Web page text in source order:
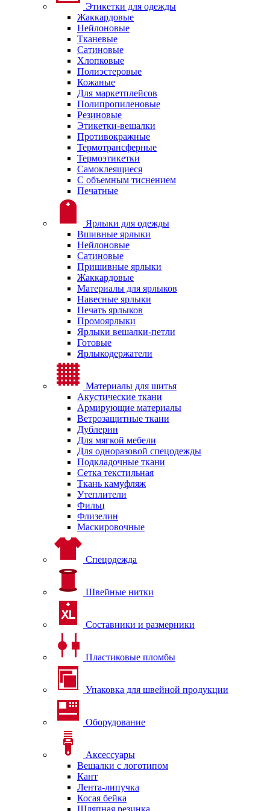
Этикетки для одежды
Жаккардовые
Нейлоновые
Тканевые
Сатиновые
Хлопковые
Полиэстеровые
Кожаные
Для маркетплейсов
Полипропиленовые
Резиновые
Этикетки-вешалки
Противокражные
Термотрансферные
Термоэтикетки
Самоклеящиеся
С объемным тиснением
Печатные
Ярлыки для одежды
Вшивные ярлыки
Нейлоновые
Сатиновые
Пришивные ярлыки
Жаккардовые
Материалы для ярлыков
Навесные ярлыки
Печать ярлыков
Промоярлыки
Ярлыки вешалки-петли
Готовые
Ярлыкодержатели
Материалы для шитья
Акустические ткани
Армирующие материалы
Ветрозащитные ткани
Дублерин
Для мягкой мебели
Для одноразовой спецодежды
Подкладочные ткани
Сетка текстильная
Ткань камуфляж
Утеплители
Фильц
Флизелин
Маскировочные
Спецодежда
Швейные нитки
Составники и размерники
Пластиковые пломбы
Упаковка для швейной продукции
Оборудование
Аксессуары
Вешалки с логотипом
Кант
Лента-липучка
Косая бейка
Шляпная резинка